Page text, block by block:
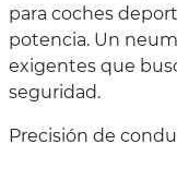
para coches
potencia. Un
exigentes que
seguridad.
Precisión de